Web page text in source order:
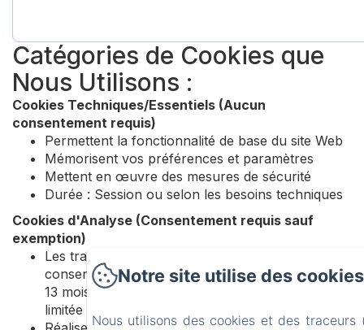
Catégories de Cookies que
Nous Utilisons :
Cookies Techniques/Essentiels (Aucun
consentement requis)
Permettent la fonctionnalité de base du site Web
Mémorisent vos préférences et paramètres
Mettent en œuvre des mesures de sécurité
Durée : Session ou selon les besoins techniques
Cookies d'Analyse (Consentement requis sauf
exemption)
Les traceurs de mesure d'audience exemptés de
consentement ont une durée de vie maximale de
13 mois, avec une conservation des données
limitée à 25 mois
Notre site utilise des cookies
Nous utilisons des cookies et des traceurs